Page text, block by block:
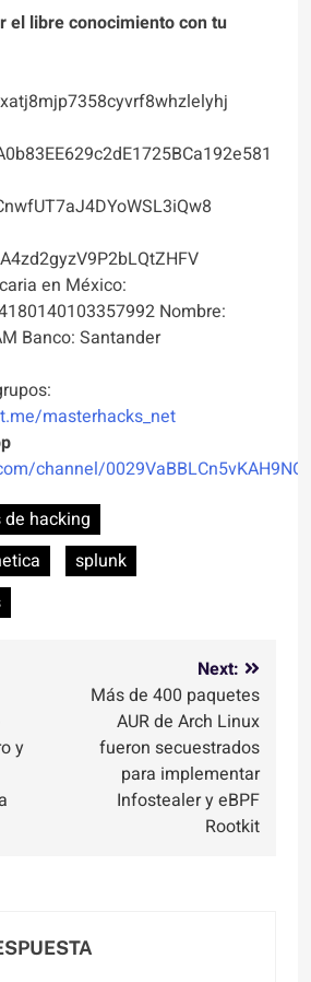
el libre conocimiento con tu
en México:
Nombre:
Banco: Santander
masterhacks_net
channel/
hacking
splunk
y
Next:
Más de 400 paquetes
AUR de Arch Linux
fueron secuestrados
para implementar
Infostealer y eBPF
Rootkit